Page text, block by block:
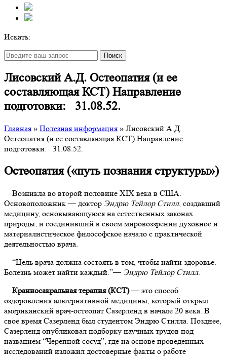
Искать:
Поиск
Лисовский А.Д. Остеопатия (и ее
составляющая КСТ) Направление
подготовки: 31.08.52.
Главная » Полезная информация » Лисовский А.Д.
Остеопатия (и ее составляющая КСТ) Направление
подготовки: 31.08.52.
Остеопатия («путь познания структуры»)
Возникла во второй половине XIX века в США.
Основоположник — доктор Эндрю Тейлор Стилл, создавший
медицину, основывающуюся на естественных законах
природы, и соединивший в своем мировоззрении духовное и
материалистическое философское начало с практической
деятельностью врача.
“Цель врача должна состоять в том, чтобы найти здоровье.
Болезнь может найти каждый.”— Эндрю Тейлор Стилл.
Краниосакральная терапия (КСТ)— это способ
оздоровления альтернативной медицины, который открыл
американский врач-остеопат Сазерленд в начале 20 века. В
свое время Сазерленд был студентом Эндрю Стилла. Позднее,
Сазерленд опубликовал подборку научных трудов под
названием “Черепной сосуд”, где на основе проведенных
исследований изложил достоверные факты о работе